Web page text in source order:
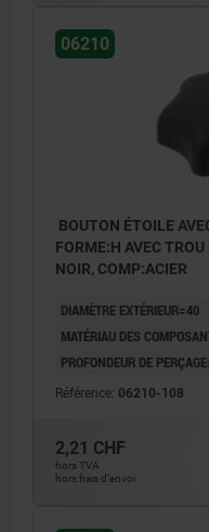
06210
BOUTON ÉTOILE
FORME:H AVEC
NOIR, COMP:ACIER
DIAMÈTRE EXTÉRIEUR=40
MATÉRIAU DES
PROFONDEUR DE
Référence: 06210-108
2,21 CHF
hors TVA
hors frais d’envoi